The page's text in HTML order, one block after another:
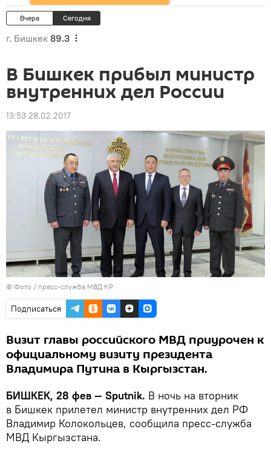
Вчера Сегодня
г. Бишкек 89.3
В Бишкек прибыл министр
внутренних дел России
13:53 28.02.2017
© Фото / пресс-служба МВД КР
Подписаться
Визит главы российского МВД приурочен к
официальному визиту президента
Владимира Путина в Кыргызстан.
БИШКЕК, 28 фев — Sputnik. В ночь на вторник
в Бишкек прилетел министр внутренних дел РФ
Владимир Колокольцев, сообщила пресс-служба
МВД Кыргызстана.